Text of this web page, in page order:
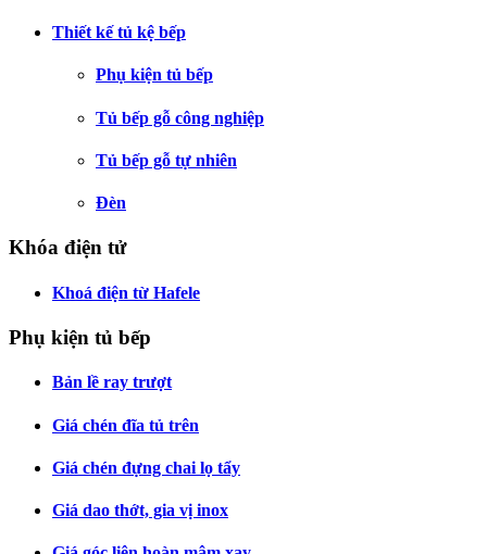
Thiết kế tủ kệ bếp
Phụ kiện tủ bếp
Tủ bếp gỗ công nghiệp
Tủ bếp gỗ tự nhiên
Đèn
Khóa điện tử
Khoá điện từ Hafele
Phụ kiện tủ bếp
Bản lề ray trượt
Giá chén đĩa tủ trên
Giá chén đựng chai lọ tẩy
Giá dao thớt, gia vị inox